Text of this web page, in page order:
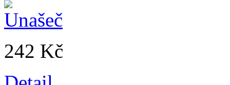
242 Kč